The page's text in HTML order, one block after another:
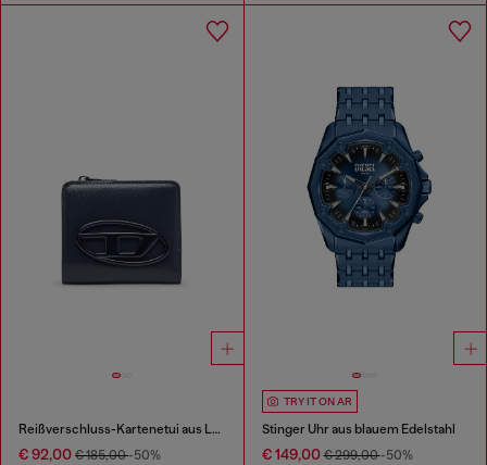
Reißverschluss-Kartenetui aus Leder
€ 92,00 € 185,00-50%
TRY IT ON AR
Stinger Uhr aus blauem Edelstahl
€ 149,00€ 299,00-50%